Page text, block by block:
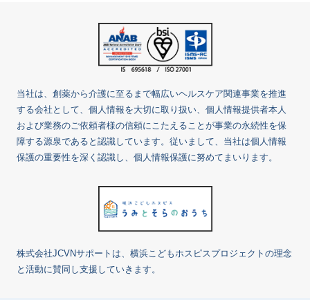
当社は、創薬から介護に至るまで幅広いヘルスケア関連事業を推進
する会社として、個人情報を大切に取り扱い、個人情報提供者本人
および業務のご依頼者様の信頼にこたえることが事業の永続性を保
障する源泉であると認識しています。従いまして、当社は個人情報
保護の重要性を深く認識し、個人情報保護に努めてまいります。
株式会社JCVNサポートは、横浜こどもホスピスプロジェクトの理念
と活動に賛同し支援していきます。